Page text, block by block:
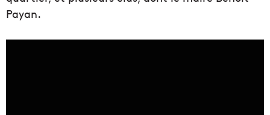
Payan.